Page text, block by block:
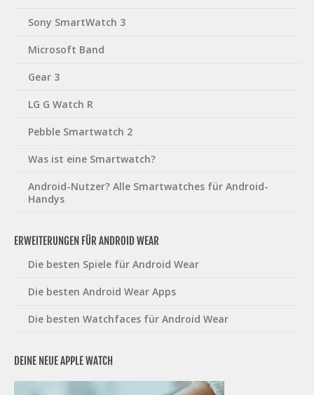
Sony SmartWatch 3
Microsoft Band
Gear 3
LG G Watch R
Pebble Smartwatch 2
Was ist eine Smartwatch?
Android-Nutzer? Alle Smartwatches für Android-
Handys
ERWEITERUNGEN FÜR ANDROID WEAR
Die besten Spiele für Android Wear
Die besten Android Wear Apps
Die besten Watchfaces für Android Wear
DEINE NEUE APPLE WATCH